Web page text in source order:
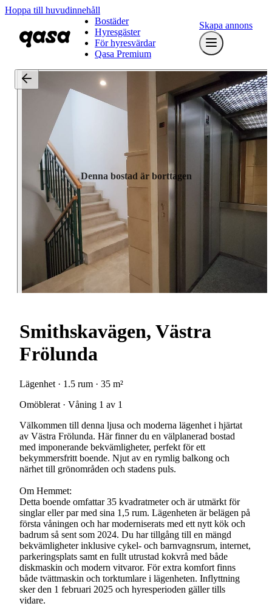
Hoppa till huvudinnehåll
Bostäder
Hyresgäster
För hyresvärdar
Qasa Premium
Skapa annons
Denna bostad är borttagen
Smithskavägen, Västra
Frölunda
Lägenhet · 1.5 rum · 35 m²
Omöblerat · Våning 1 av 1
Välkommen till denna ljusa och moderna lägenhet i hjärtat
av Västra Frölunda. Här finner du en välplanerad bostad
med imponerande bekvämligheter, perfekt för ett
bekymmersfritt boende. Njut av en rymlig balkong och
närhet till grönområden och stadens puls.
Om Hemmet:
Detta boende omfattar 35 kvadratmeter och är utmärkt för
singlar eller par med sina 1,5 rum. Lägenheten är belägen på
första våningen och har moderniserats med ett nytt kök och
badrum så sent som 2024. Du har tillgång till en mängd
bekvämligheter inklusive cykel- och barnvagnsrum, internet,
parkeringsplats samt en fullt utrustad kokvrå med både
diskmaskin och modern vitvaror. För extra komfort finns
både tvättmaskin och torktumlare i lägenheten. Inflyttning
sker den 1 februari 2025 och hyresperioden gäller tills
vidare.